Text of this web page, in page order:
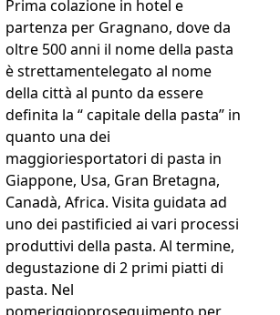
Prima colazione in hotel e
partenza per Gragnano, dove da
oltre 500 anni il nome della pasta
è strettamentelegato al nome
della città al punto da essere
definita la “ capitale della pasta” in
quanto una dei
maggioriesportatori di pasta in
Giappone, Usa, Gran Bretagna,
Canadà, Africa. Visita guidata ad
uno dei pastificied ai vari processi
produttivi della pasta. Al termine,
degustazione di 2 primi piatti di
pasta. Nel